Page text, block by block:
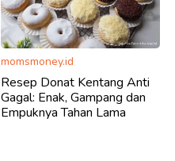
momsmoney.id
Resep Donat Kentang Anti
Gagal: Enak, Gampang dan
Empuknya Tahan Lama